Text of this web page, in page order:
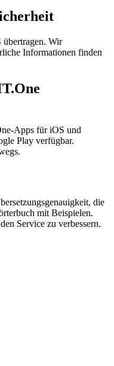
Wir
Informationen finden
Apps für iOS und
Play verfügbar.
die
mit Beispielen.
Service zu verbessern.